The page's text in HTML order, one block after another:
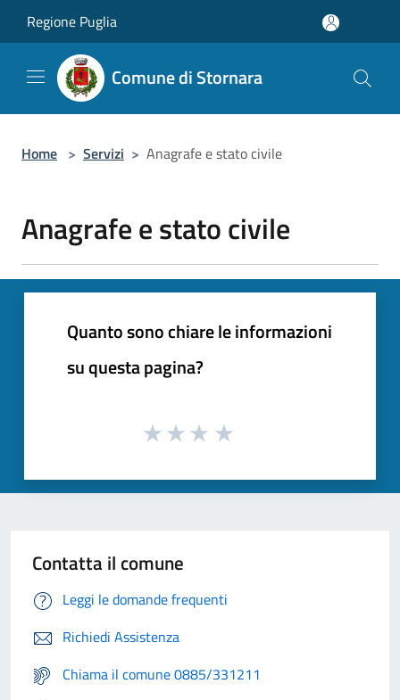
Regione Puglia
Comune di Stornara
Home > Servizi > Anagrafe e stato civile
Anagrafe e stato civile
Quanto sono chiare le informazioni
su questa pagina?
Contatta il comune
Leggi le domande frequenti
Richiedi Assistenza
Chiama il comune 0885/331211